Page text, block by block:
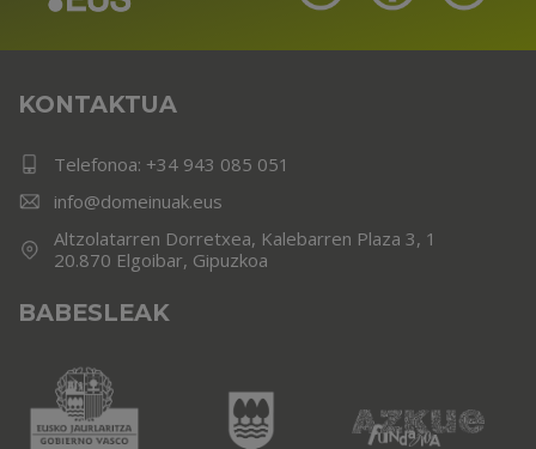
KONTAKTUA
Telefonoa: +34 943 085 051
info@domeinuak.eus
Altzolatarren Dorretxea, Kalebarren Plaza 3, 1
20.870 Elgoibar, Gipuzkoa
BABESLEAK